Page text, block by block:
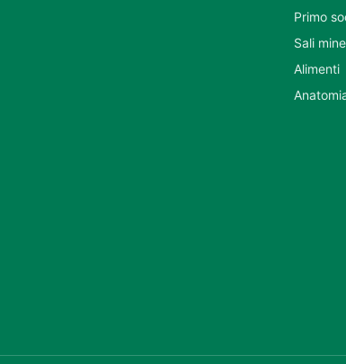
Primo
Sali
Alimenti